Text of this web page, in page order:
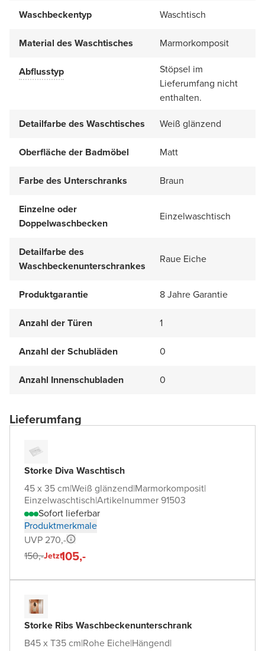
Waschbeckentyp Waschtisch
Material des Waschtisches Marmorkomposit
Abflusstyp
Stöpsel im
Lieferumfang nicht
enthalten.
Detailfarbe des Waschtisches
Weiß glänzend
Oberfläche der Badmöbel Matt
Farbe des Unterschranks Braun
Einzelne oder
Doppelwaschbecken
Einzelwaschtisch
Detailfarbe des
Waschbeckenunterschrankes
Raue Eiche
Produktgarantie 8 Jahre Garantie
Anzahl der Türen 1
Anzahl der Schubläden 0
Anzahl Innenschubladen 0
Lieferumfang
Storke Diva Waschtisch
45 x 35 cm|Weiß glänzend|Marmorkomposit|
Einzelwaschtisch|Artikelnummer 91503
Sofort lieferbar
Produktmerkmale
UVP 270,-
150,-Jetzt105,-
Storke Ribs Waschbeckenunterschrank
B45 x T35 cm|Rohe Eiche|Hängend|